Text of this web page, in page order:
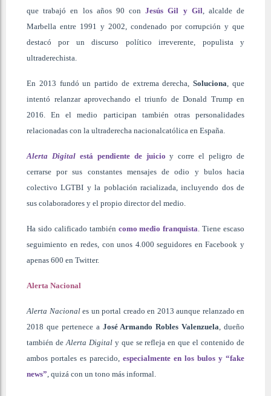
que trabajó en los años 90 conJesús Gil y Gil , alcalde de
Marbella entre 1991 y 2002, condenado por corrupción y que
destacó por un discurso político irreverente, populista y
ultraderechista.
En 2013 fundó un partido de extrema derecha, Soluciona , que
intentó relanzar aprovechando el triunfo de Donald Trump en
2016. En el medio participan también otras personalidades
relacionadas con la ultraderecha nacionalcatólica en España.
Alerta Digitalestá pendiente de juicio y corre el peligro de
cerrarse por sus constantes mensajes de odio y bulos hacia
colectivo LGTBI y la población racializada, incluyendo dos de
sus colaboradores y el propio director del medio.
Ha sido calificado también como medio franquista . Tiene escaso
seguimiento en redes, con unos 4.000 seguidores en Facebook y
apenas 600 en Twitter.
Alerta Nacional
Alerta Nacionales un portal creado en 2013 aunque relanzado en
2018 que pertenece a José Armando Robles Valenzuela , dueño
también de Alerta Digital y que se refleja en que el contenido de
ambos portales es parecido, especialmente en los bulos y “fake
news” , quizá con un tono más informal.